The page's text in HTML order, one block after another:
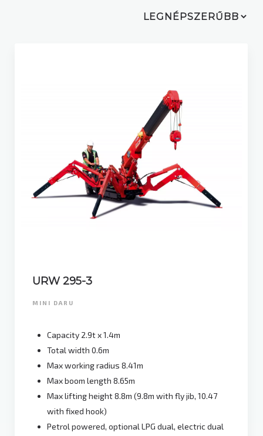
URW 295-3
MINI DARU
Capacity 2.9t x 1.4m
Total width 0.6m
Max working radius 8.41m
Max boom length 8.65m
Max lifting height 8.8m (9.8m with fly jib, 10.47
with fixed hook)
Petrol powered, optional LPG dual, electric dual